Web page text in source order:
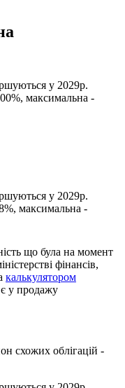
у 2029р.
%, максимальна -
у 2029р.
%, максимальна -
що була на момент
фінансів,
калькулятором
є у продажу
схожих облігацій -